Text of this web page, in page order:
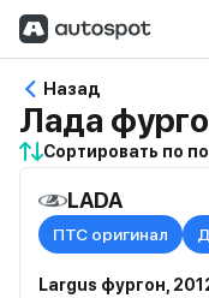
Назад
Лада
Сортировать по
LADA
ПТС оригинал
Largus фургон, 2012